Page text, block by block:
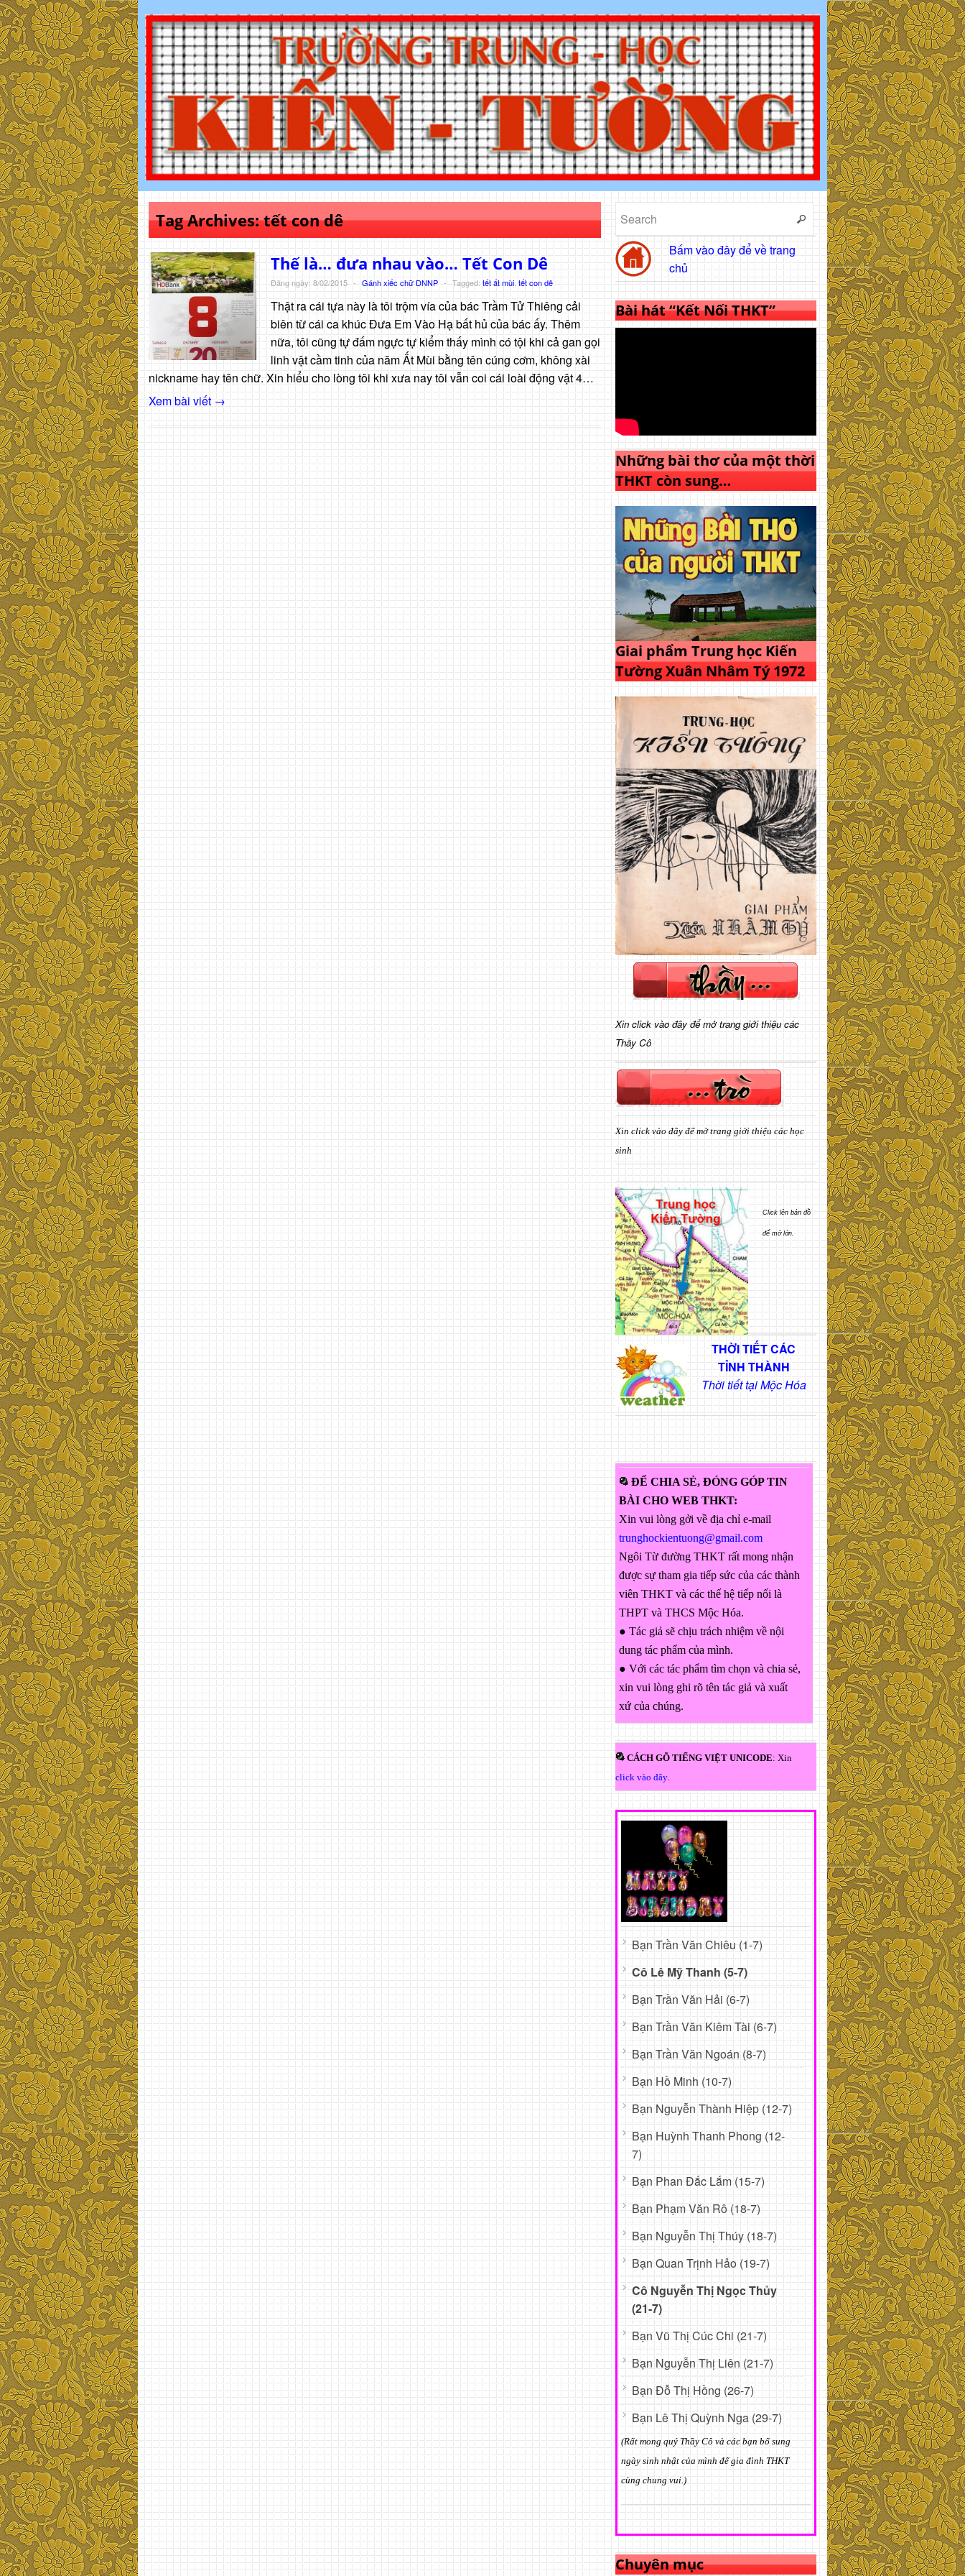
Tag Archives:tết con dê
Thế là… đưa nhau vào… Tết Con Dê
Đăng ngày: 8/02/2015 - Gánh xiếc chữ DNNP - Tagged: tết ất mùi tết con dê
Thật ra cái tựa này là tôi trộm vía của bác Trầm Tử Thiêng cải
biên từ cái ca khúc Đưa Em Vào Hạ bất hủ của bác ấy. Thêm
nữa, tôi cũng tự đấm ngực tự kiểm thấy mình có tội khi cả gan gọi
linh vật cầm tinh của năm Ất Mùi bằng tên cúng cơm, không xài
nickname hay tên chữ. Xin hiểu cho lòng tôi khi xưa nay tôi vẫn coi cái loài động vật 4…
Xem bài viết →
Bấm vào đây để về trang
chủ
Bài hát “Kết Nối THKT”
Những bài thơ của một thời
THKT còn sung…
Giai phẩm Trung học Kiến
Tường Xuân Nhâm Tý 1972
Xin click vào đây để mở trang giới thiệu các
Thầy Cô
Xin click vào đây để mở trang giới thiệu các học
sinh
Click lên bản đồ
để mở lớn.
THỜI TIẾT CÁC
TỈNH THÀNH
Thời tiết tại Mộc Hóa
ĐỂ CHIA SẺ, ĐÓNG GÓP TIN
BÀI CHO WEB THKT:
Xin vui lòng gởi về địa chỉ e-mail
trunghockientuong@gmail.com
Ngôi Từ đường THKT rất mong nhận
được sự tham gia tiếp sức của các thành
viên THKT và các thế hệ tiếp nối là
THPT và THCS Mộc Hóa.
● Tác giả sẽ chịu trách nhiệm về nội
dung tác phẩm của mình.
● Với các tác phẩm tìm chọn và chia sẻ,
xin vui lòng ghi rõ tên tác giả và xuất
xứ của chúng.
CÁCH GÕ TIẾNG VIỆT UNICODE: Xin
click vào đây
Bạn Trần Văn Chiêu (1-7)
Cô Lê Mỹ Thanh (5-7)
Bạn Trần Văn Hải (6-7)
Bạn Trần Văn Kiêm Tài (6-7)
Bạn Trần Văn Ngoán (8-7)
Bạn Hồ Minh (10-7)
Bạn Nguyễn Thành Hiệp (12-7)
Bạn Huỳnh Thanh Phong (12-
7)
Bạn Phan Đắc Lắm (15-7)
Bạn Phạm Văn Rô (18-7)
Bạn Nguyễn Thị Thúy (18-7)
Bạn Quan Trịnh Hảo (19-7)
Cô Nguyễn Thị Ngọc Thủy
(21-7)
Bạn Vũ Thị Cúc Chi (21-7)
Bạn Nguyễn Thị Liên (21-7)
Bạn Đỗ Thị Hồng (26-7)
Bạn Lê Thị Quỳnh Nga (29-7)
(Rất mong quý Thầy Cô và các bạn bổ sung
ngày sinh nhật của mình để gia đình THKT
cùng chung vui.)
Chuyên mục